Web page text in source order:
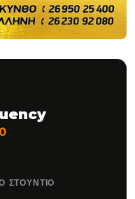
ΣΤΟΥΝΤΙΟ